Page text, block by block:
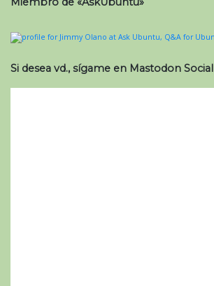
Si desea vd., sígame en Mastodon Social